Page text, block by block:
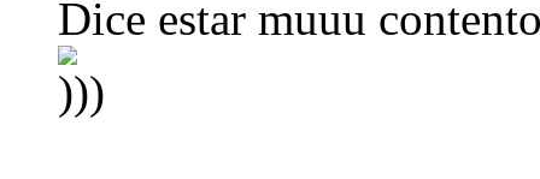
Dice estar muuu